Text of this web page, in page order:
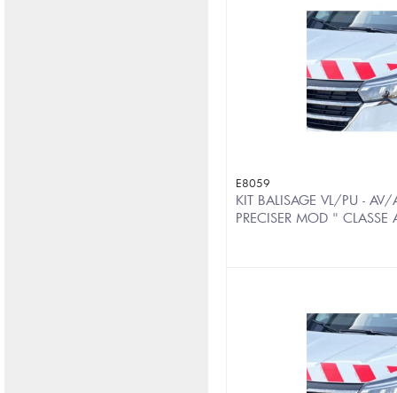
E8059
KIT BALISAGE VL/PU -
PRECISER MOD " CLASSE